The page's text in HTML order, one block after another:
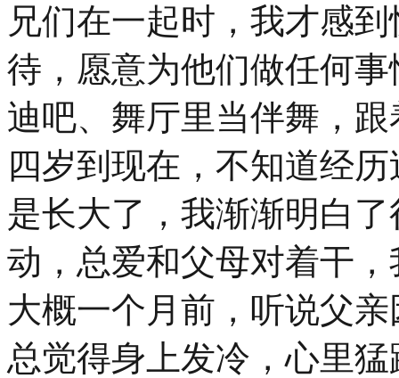
兄们在一起时，我才感
待，愿意为他们做任何
迪吧、舞厅里当伴舞，
四岁到现在，不知道经
是长大了，我渐渐明白
动，总爱和父母对着干
大概一个月前，听说父
总觉得身上发冷，心里